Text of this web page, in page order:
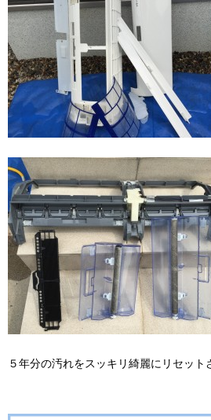
５年分の汚れをスッキリ綺麗にリセット